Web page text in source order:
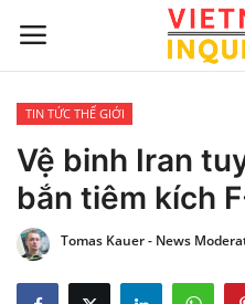
Trang chủ
Liên hệ
TIN TỨC THẾ GIỚI
TIN TỨC THẾ GIỚI
Vệ binh Iran
bắn tiêm kích
Tomas Kauer - News